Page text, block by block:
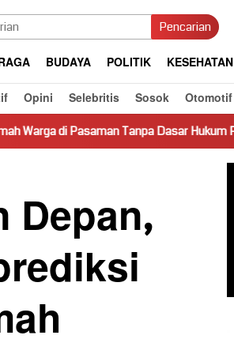
Pencarian
BUDAYA POLITIK KESEHATAN
Opini Selebritis Sosok Otomotif
Tanpa Dasar Hukum Picu Keresahan
Depan,